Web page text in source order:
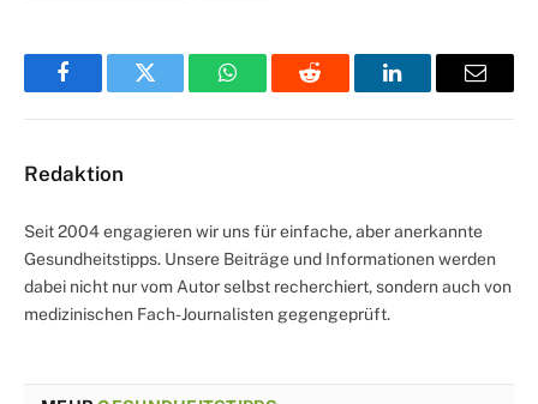
FacebookTwitter WhatsAppReddit LinkedInEmail
Redaktion
Seit 2004 engagieren wir uns für einfache, aber anerkannte
Gesundheitstipps. Unsere Beiträge und Informationen werden
dabei nicht nur vom Autor selbst recherchiert, sondern auch von
medizinischen Fach-Journalisten gegengeprüft.